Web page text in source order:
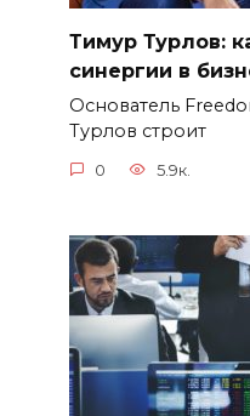
Тимур Турлов:
синергии в
Основатель
Турлов строит
0 5.9к.